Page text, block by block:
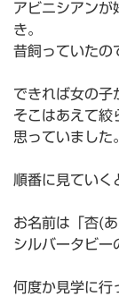
アビニシアンが
き。
昔飼っていたの
できれば女の子
そこはあえて絞
思っていました。
順番に見ていく
お名前は「杏(あ
シルバータビー
何度か見学に行